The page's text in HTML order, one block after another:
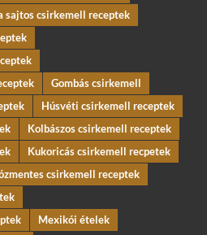
sajtos csirkemell receptek
Gombás csirkemell
Húsvéti csirkemell receptek
Kolbászos csirkemell receptek
Kukoricás csirkemell recpetek
csirkemell receptek
Mexikói ételek